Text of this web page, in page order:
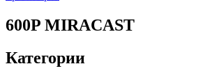
600P MIRACAST
Категории